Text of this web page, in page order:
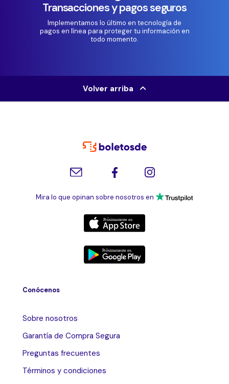
Transacciones y pagos seguros
Implementamos lo último en tecnología de
pagos en línea para proteger tu información en
todo momento.
Volver arriba
Mira lo que opinan sobre nosotros en
Conócenos
Sobre nosotros
Garantía de Compra Segura
Preguntas frecuentes
Términos y condiciones